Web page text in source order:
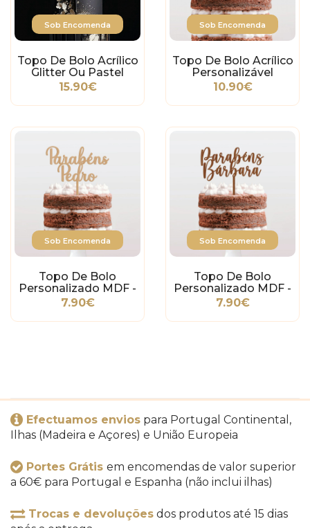
Sob Encomenda
Topo De Bolo Acrílico
Glitter Ou Pastel
Personalizável - 2
15.90€
Sob Encomenda
Topo De Bolo Acrílico
Personalizável
Mecânico
10.90€
Sob Encomenda
Topo De Bolo
Personalizado MDF -
2 Palavras - Letra 2
7.90€
Sob Encomenda
Topo De Bolo
Personalizado MDF -
2 Palavras - Letra 4
7.90€
Efectuamos envios para Portugal Continental,
Ilhas (Madeira e Açores) e União Europeia
Portes Grátis em encomendas de valor superior
a 60€ para Portugal e Espanha (não inclui ilhas)
Trocas e devoluções dos produtos até 15 dias